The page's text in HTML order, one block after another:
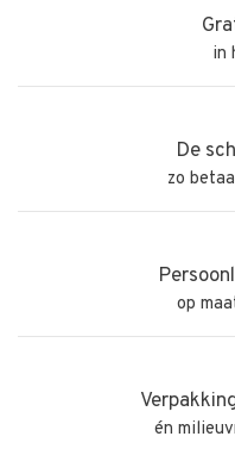
in
De
zo
op
én